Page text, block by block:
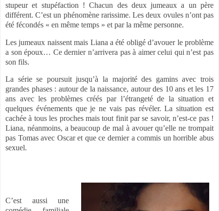
stupeur et stupéfaction ! Chacun des deux jumeaux a un père
différent. C’est un phénomène rarissime. Les deux ovules n’ont pas
été fécondés « en même temps » et par la même personne.
Les jumeaux naissent mais Liana a été obligé d’avouer le problème
a son époux… Ce dernier n’arrivera pas à aimer celui qui n’est pas
son fils.
La série se poursuit jusqu’à la majorité des gamins avec trois
grandes phases : autour de la naissance, autour des 10 ans et les 17
ans avec les problèmes créés par l’étrangeté de la situation et
quelques événements que je ne vais pas révéler. La situation est
cachée à tous les proches mais tout finit par se savoir, n’est-ce pas !
Liana, néanmoins, a beaucoup de mal à avouer qu’elle ne trompait
pas Tomas avec Oscar et que ce dernier a commis un horrible abus
sexuel.
C’est aussi une